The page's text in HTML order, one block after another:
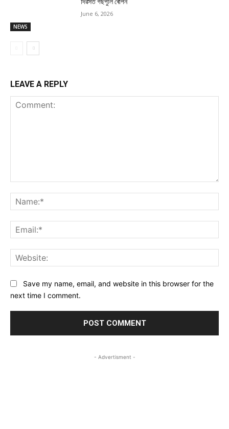
NEWS
দিৱসত গছপুলি ৰোপন
June 6, 2026
LEAVE A REPLY
Save my name, email, and website in this browser for the
next time I comment.
- Advertisment -